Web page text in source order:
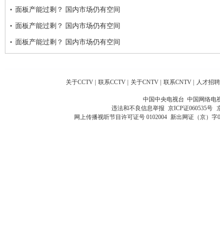
面板产能过剩？ 国内市场仍有空间
面板产能过剩？ 国内市场仍有空间
面板产能过剩？ 国内市场仍有空间
关于CCTV | 联系CCTV | 关于CNTV | 联系CNTV | 人才招聘
中国中央电视台 中国网络电
违法和不良信息举报 京ICP证060535号
网上传播视听节目许可证号 0102004 新出网证（京）